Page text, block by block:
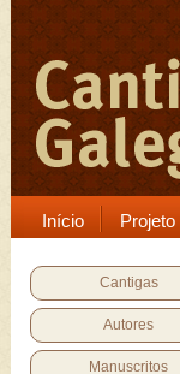
Início Projeto
Cantigas
Autores
Manuscritos